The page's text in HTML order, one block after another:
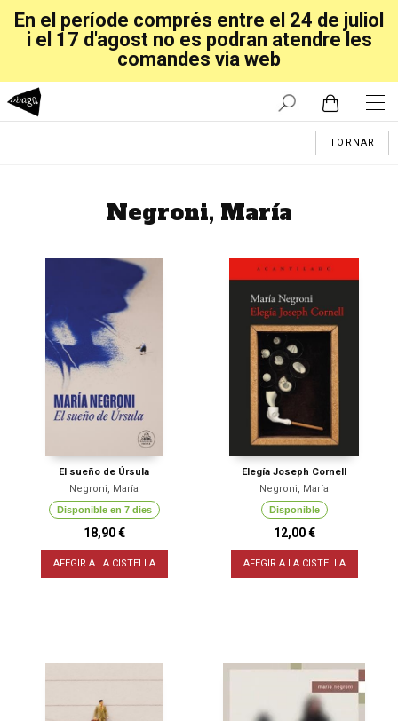
En el període comprés entre el 24 de juliol
i el 17 d'agost no es podran atendre les
comandes via web
TORNAR
Negroni, María
El sueño de Úrsula
Negroni, María
Disponible en 7 dies
18,90 €
AFEGIR A LA CISTELLA
Elegía Joseph Cornell
Negroni, María
Disponible
12,00 €
AFEGIR A LA CISTELLA